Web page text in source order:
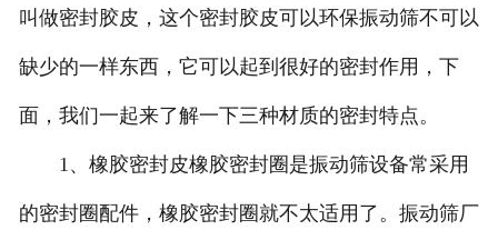
叫做密封胶皮，这个密封胶皮可以环保振动筛不可以
缺少的一样东西，它可以起到很好的密封作用，下
面，我们一起来了解一下三种材质的密封特点。
1、橡胶密封皮橡胶密封圈是振动筛设备常采用
的密封圈配件，橡胶密封圈就不太适用了。振动筛厂